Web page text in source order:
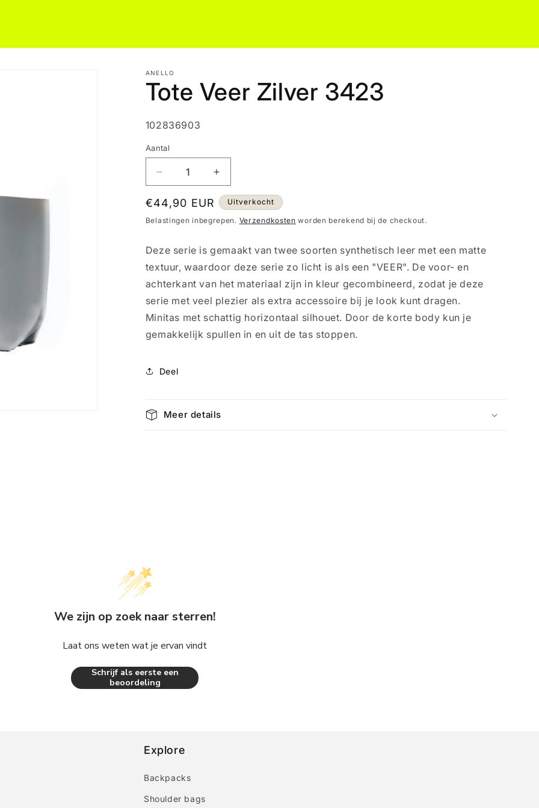
ANELLO
Tote Veer Zilver 3423
SKU:
102836903
Aantal
Aantal
verlagen
voor
Tote
Veer
3423
Aantal
verhogen
voor
Veer
3423
Normale
prijs
€44,90 EUR Uitverkocht
Belastingen inbegrepen. Verzendkosten worden berekend bij de checkout.
Deze serie is gemaakt van twee soorten synthetisch leer met een matte
textuur, waardoor deze serie zo licht is als een "VEER". De voor- en
achterkant van het materiaal zijn in kleur gecombineerd, zodat je deze
serie met veel plezier als extra accessoire bij je look kunt dragen.
Minitas met schattig horizontaal silhouet. Door de korte body kun je
gemakkelijk spullen in en uit de tas stoppen.
Deel
Meer details
We zijn op zoek naar sterren!
Laat ons weten wat je ervan vindt
Schrijf als eerste een
beoordeling
Explore
Backpacks
Shoulder bags